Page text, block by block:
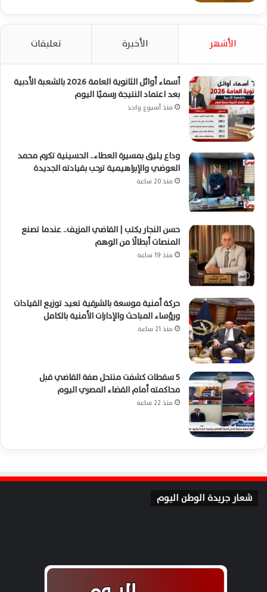
الأشهر الأخيرة تعليقات
أسماء أوائل الثانوية العامة 2026 بالشعبة الأدبية
بعد اعتماد النتيجة رسميًا اليوم
منذ أسبوع واحد
وداع يليق بمسيرة العطاء.. الحسينية تكرم محمد
العوضي والإبراهيمية ترحب بقيادته الجديدة
منذ 20 ساعة
حسن النجار يكتب | القاضي المزيف.. عندما تصنع
المنصات أبطالًا من الوهم
منذ 19 ساعة
حركة أمنية موسعة بالشرقية تعيد توزيع القيادات
ورؤساء المباحث والإدارات الأمنية بالكامل
منذ 21 ساعة
5 سقطات كشفت منتحل صفة القاضي قبل
محاكمته أمام القضاء المصري اليوم
منذ 22 ساعة
شعار جريدة الوطن اليوم